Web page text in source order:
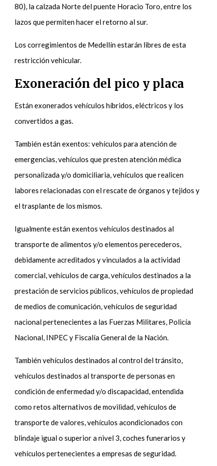
80), la calzada Norte del puente Horacio Toro, entre los
lazos que permiten hacer el retorno al sur.
Los corregimientos de Medellín estarán libres de esta
restricción vehicular.
Exoneración del pico y placa
Están exonerados vehículos híbridos, eléctricos y los
convertidos a gas.
También están exentos: vehículos para atención de
emergencias, vehículos que presten atención médica
personalizada y/o domiciliaria, vehículos que realicen
labores relacionadas con el rescate de órganos y tejidos y
el trasplante de los mismos.
Igualmente están exentos vehículos destinados al
transporte de alimentos y/o elementos perecederos,
debidamente acreditados y vinculados a la actividad
comercial, vehículos de carga, vehículos destinados a la
prestación de servicios públicos, vehículos de propiedad
de medios de comunicación, vehículos de seguridad
nacional pertenecientes a las Fuerzas Militares, Policía
Nacional, INPEC y Fiscalía General de la Nación.
También vehículos destinados al control del tránsito,
vehículos destinados al transporte de personas en
condición de enfermedad y/o discapacidad, entendida
como retos alternativos de movilidad, vehículos de
transporte de valores, vehículos acondicionados con
blindaje igual o superior a nivel 3, coches funerarios y
vehículos pertenecientes a empresas de seguridad.